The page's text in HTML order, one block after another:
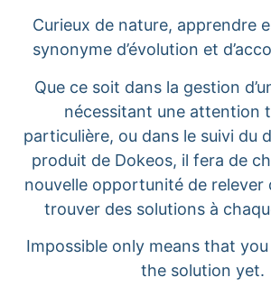
Curieux de nature, apprendre
synonyme d’évolution et
Que ce soit dans la gestion
nécessitant une attention
particulière, ou dans le suivi du
produit de Dokeos, il fera de
nouvelle opportunité de relever
trouver des solutions à
Impossible only means that you
the solution yet.